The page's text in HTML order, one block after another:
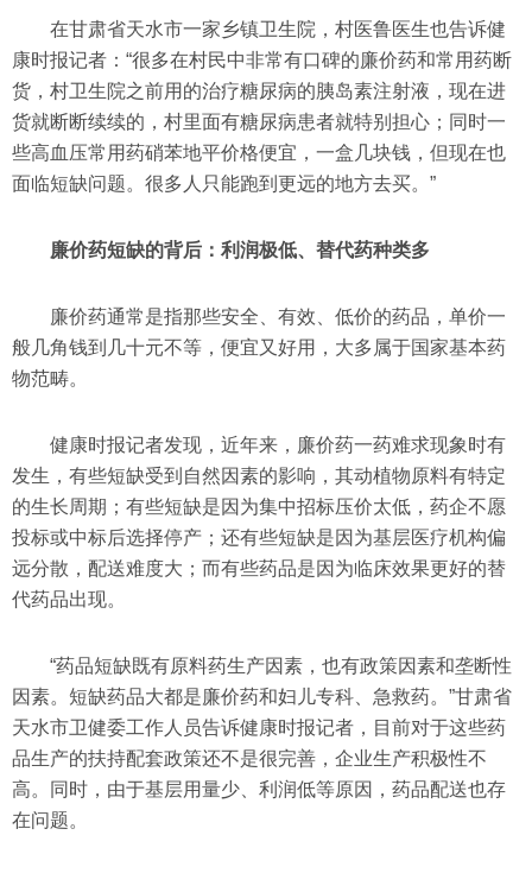
在甘肃省天水市一家乡镇卫生院，村医鲁医生也告诉健
康时报记者：“很多在村民中非常有口碑的廉价药和常用药断
货，村卫生院之前用的治疗糖尿病的胰岛素注射液，现在进
货就断断续续的，村里面有糖尿病患者就特别担心；同时一
些高血压常用药硝苯地平价格便宜，一盒几块钱，但现在也
面临短缺问题。很多人只能跑到更远的地方去买。”
廉价药短缺的背后：利润极低、替代药种类多
廉价药通常是指那些安全、有效、低价的药品，单价一
般几角钱到几十元不等，便宜又好用，大多属于国家基本药
物范畴。
健康时报记者发现，近年来，廉价药一药难求现象时有
发生，有些短缺受到自然因素的影响，其动植物原料有特定
的生长周期；有些短缺是因为集中招标压价太低，药企不愿
投标或中标后选择停产；还有些短缺是因为基层医疗机构偏
远分散，配送难度大；而有些药品是因为临床效果更好的替
代药品出现。
“药品短缺既有原料药生产因素，也有政策因素和垄断性
因素。短缺药品大都是廉价药和妇儿专科、急救药。”甘肃省
天水市卫健委工作人员告诉健康时报记者，目前对于这些药
品生产的扶持配套政策还不是很完善，企业生产积极性不
高。同时，由于基层用量少、利润低等原因，药品配送也存
在问题。